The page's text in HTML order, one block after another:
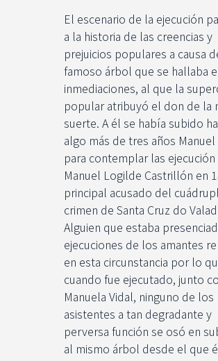
El escenario de la ejecución
a la historia de las creencias y
prejuicios populares a causa
famoso árbol que se hallaba
inmediaciones, al que la
popular atribuyó el don de la
suerte. A él se había subido
algo más de tres años Manuel
para contemplar las ejecución
Manuel Logilde Castrillón en
principal acusado del
crimen de Santa Cruz do
Alguien que estaba
ejecuciones de los amantes
en esta circunstancia por lo
cuando fue ejecutado, junto
Manuela Vidal, ninguno de los
asistentes a tan degradante y
perversa función se osó en
al mismo árbol desde el que